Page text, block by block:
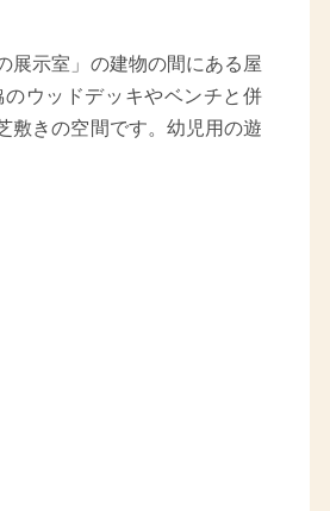
示室」の建物の間にある屋
ウッドデッキやベンチと併
敷きの空間です。幼児用の遊